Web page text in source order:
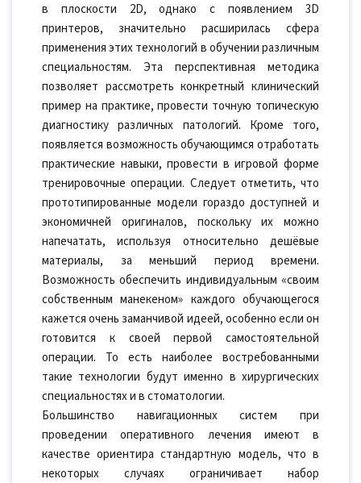
в плоскости 2D, однако с появлением 3D
принтеров, значительно расширилась сфера
применения этих технологий в обучении различным
специальностям. Эта перспективная методика
позволяет рассмотреть конкретный клинический
пример на практике, провести точную топическую
диагностику различных патологий. Кроме того,
появляется возможность обучающимся отработать
практические навыки, провести в игровой форме
тренировочные операции. Следует отметить, что
прототипированные модели гораздо доступней и
экономичней оригиналов, поскольку их можно
напечатать, используя относительно дешёвые
материалы, за меньший период времени.
Возможность обеспечить индивидуальным «своим
собственным манекеном» каждого обучающегося
кажется очень заманчивой идеей, особенно если он
готовится к своей первой самостоятельной
операции. То есть наиболее востребованными
такие технологии будут именно в хирургических
специальностях и в стоматологии.
Большинство навигационных систем при
проведении оперативного лечения имеют в
качестве ориентира стандартную модель, что в
некоторых случаях ограничивает набор